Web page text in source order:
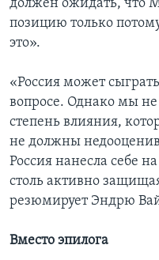
должен ожидать, что
позицию только
это».
«Россия может
вопросе. Однако мы
степень влияния,
не должны
Россия нанесла себе
столь активно
резюмирует Эндрю
Вместо эпилога